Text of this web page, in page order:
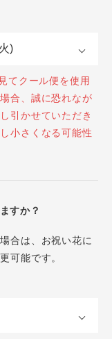
てクール便を使用
合、誠に恐れなが
引かせていただき
小さくなる可能性
すか？
合は、お祝い花に
可能です。